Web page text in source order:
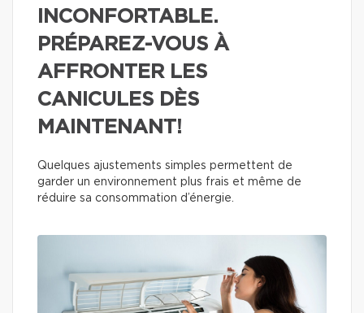
INCONFORTABLE.
PRÉPAREZ-VOUS À
AFFRONTER LES
CANICULES DÈS
MAINTENANT!
Quelques ajustements simples permettent de
garder un environnement plus frais et même de
réduire sa consommation d’énergie.